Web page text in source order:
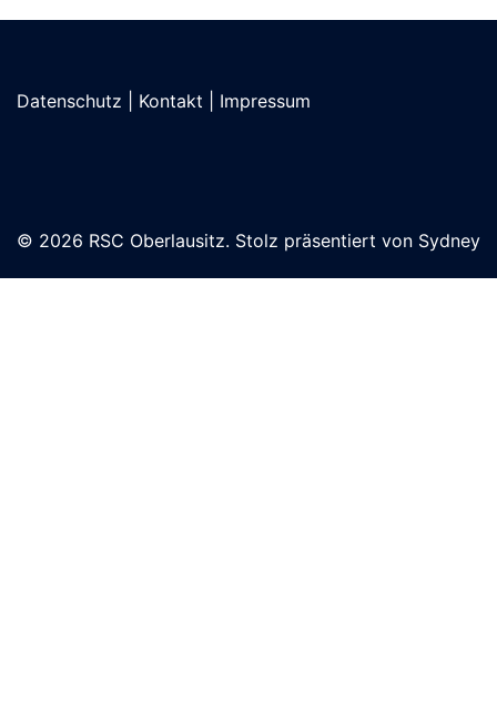
Datenschutz Kontakt Impressum
© 2026 RSC Oberlausitz. Stolz präsentiert von Sydney